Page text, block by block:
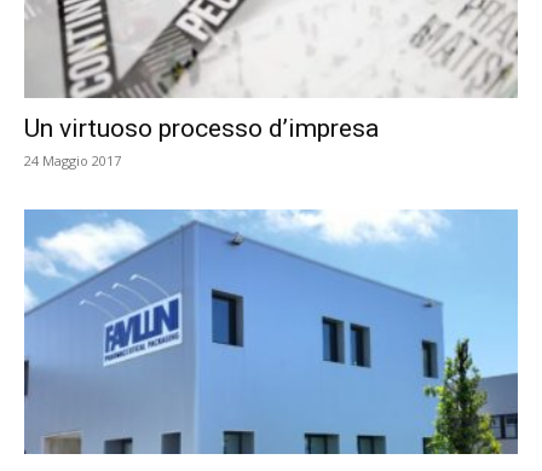
Un virtuoso processo d’impresa
24 Maggio 2017